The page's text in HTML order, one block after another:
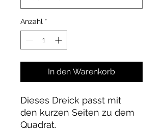
Anzahl *
In den Warenkorb
Dieses Dreick passt mit
den kurzen Seiten zu dem
Quadrat.